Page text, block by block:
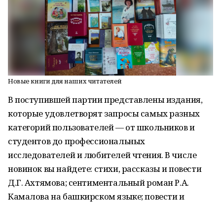
Новые книги для наших читателей
В поступившей партии представлены издания,
которые удовлетворят запросы самых разных
категорий пользователей — от школьников и
студентов до профессиональных
исследователей и любителей чтения. В числе
новинок вы найдете: стихи, рассказы и повести
Д.Г. Ахтямова; сентиментальный роман Р.А.
Камалова на башкирском языке; повести и